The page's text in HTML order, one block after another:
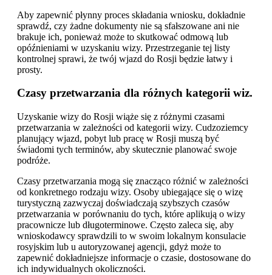
Aby zapewnić płynny proces składania wniosku, dokładnie
sprawdź, czy żadne dokumenty nie są sfałszowane ani nie
brakuje ich, ponieważ może to skutkować odmową lub
opóźnieniami w uzyskaniu wizy. Przestrzeganie tej listy
kontrolnej sprawi, że twój wjazd do Rosji będzie łatwy i
prosty.
Czasy przetwarzania dla różnych kategorii wiz.
Uzyskanie wizy do Rosji wiąże się z różnymi czasami
przetwarzania w zależności od kategorii wizy. Cudzoziemcy
planujący wjazd, pobyt lub pracę w Rosji muszą być
świadomi tych terminów, aby skutecznie planować swoje
podróże.
Czasy przetwarzania mogą się znacząco różnić w zależności
od konkretnego rodzaju wizy. Osoby ubiegające się o wizę
turystyczną zazwyczaj doświadczają szybszych czasów
przetwarzania w porównaniu do tych, które aplikują o wizy
pracownicze lub długoterminowe. Często zaleca się, aby
wnioskodawcy sprawdzili to w swoim lokalnym konsulacie
rosyjskim lub u autoryzowanej agencji, gdyż może to
zapewnić dokładniejsze informacje o czasie, dostosowane do
ich indywidualnych okoliczności.